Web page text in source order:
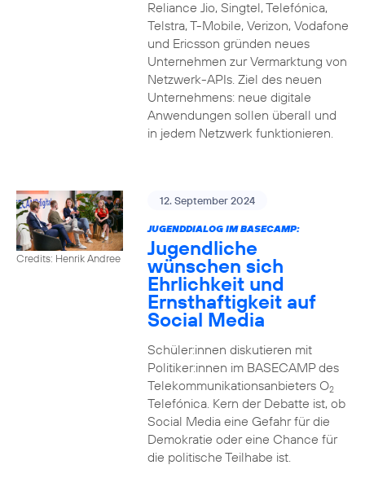
Reliance Jio, Singtel, Telefónica,
Telstra, T-Mobile, Verizon, Vodafone
und Ericsson gründen neues
Unternehmen zur Vermarktung von
Netzwerk-APIs. Ziel des neuen
Unternehmens: neue digitale
Anwendungen sollen überall und
in jedem Netzwerk funktionieren.
Credits: Henrik Andree
12. September 2024
JUGENDDIALOG IM BASECAMP:
Jugendliche
wünschen sich
Ehrlichkeit und
Ernsthaftigkeit auf
Social Media
Schüler:innen diskutieren mit
Politiker:innen im BASECAMP des
Telekommunikationsanbieters O2
Telefónica. Kern der Debatte ist, ob
Social Media eine Gefahr für die
Demokratie oder eine Chance für
die politische Teilhabe ist.